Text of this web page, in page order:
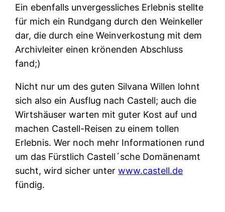
Ein ebenfalls unvergessliches Erlebnis stellte
für mich ein Rundgang durch den Weinkeller
dar, die durch eine Weinverkostung mit dem
Archivleiter einen krönenden Abschluss
fand;)
Nicht nur um des guten Silvana Willen lohnt
sich also ein Ausflug nach Castell; auch die
Wirtshäuser warten mit guter Kost auf und
machen Castell-Reisen zu einem tollen
Erlebnis. Wer noch mehr Informationen rund
um das Fürstlich Castell´sche Domänenamt
sucht, wird sicher unterwww.castell.de
fündig.